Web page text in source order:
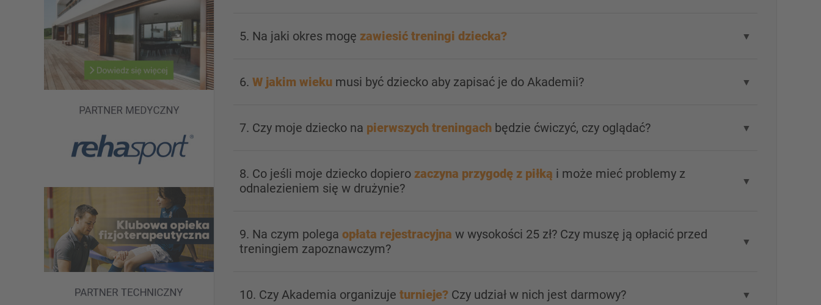
5. Na jaki okres mogę zawiesić treningi dziecka? ▼
6. W jakim wieku musi być dziecko aby zapisać je do Akademii? ▼
7. Czy moje dziecko na pierwszych treningachbędzie ćwiczyć, czy oglądać? ▼
8. Co jeśli moje dziecko dopiero zaczyna przygodę z piłką i może mieć problemy z
odnalezieniem się w drużynie?
▼
9. Na czym polega opłata rejestracyjna w wysokości 25 zł? Czy muszę ją opłacić przed
treningiem zapoznawczym?
▼
10. Czy Akademia organizuje turnieje?Czy udział w nich jest darmowy? ▼